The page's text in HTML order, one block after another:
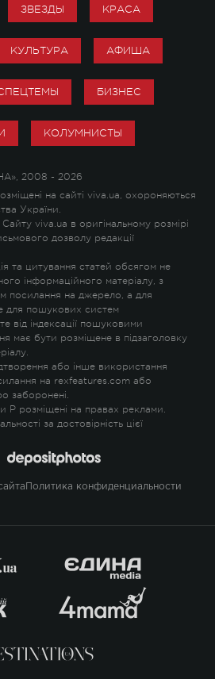
ЗВЕЗДЫ КРАСА
КУЛЬТУРА АФИША
БИЗНЕС
КОЛУМНИСТЫ
2008 - 2026
на сайті viva.ua, охороняються
України.
viva.ua в оригінальному розмірі
дозволу редакції
та цитування статей обсягом не
інформаційного матеріалу, з
посилання на джерело, а для
для пошукових систем
від індексації пошуковими
має бути розміщене в підзаголовку
або інше використання
на rexfeatures.com або
заборонені.
и P розміщені на правах реклами.
за достовірність цієї
Политика конфиденциальности